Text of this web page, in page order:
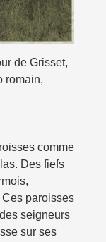
de Grisset,
romain,
comme
Des fiefs
paroisses
seigneurs
sur ses